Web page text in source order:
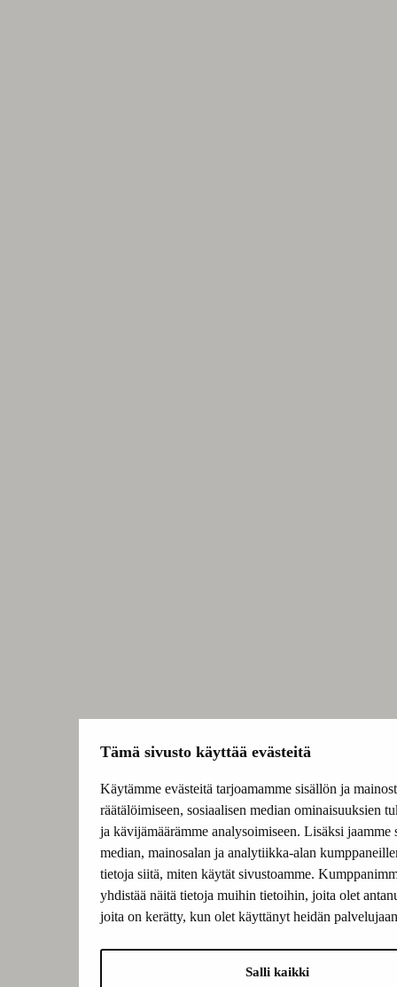
Tämä sivusto käyttää evästeitä
Käytämme evästeitä tarjoamamme sisällön ja
räätälöimiseen, sosiaalisen median ominaisuuksien
ja kävijämäärämme analysoimiseen. Lisäksi jaamme
median, mainosalan ja analytiikka-alan
tietoja siitä, miten käytät sivustoamme.
yhdistää näitä tietoja muihin tietoihin, joita olet
joita on kerätty, kun olet käyttänyt heidän
Salli kaikki